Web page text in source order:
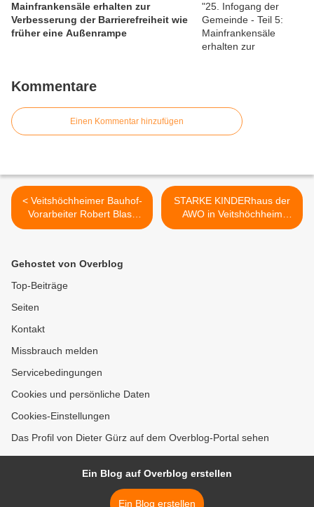
Mainfrankensäle erhalten zur
Verbesserung der Barrierefreiheit wie
früher eine Außenrampe
Kommentare
Einen Kommentar hinzufügen
< Veitshöchheimer Bauhof-
Vorarbeiter Robert Blass
feierte 25jähriges
STARKE KINDERhaus der
AWO in Veitshöchheim
spendete für Waisenkinder
Gehostet von Overblog
Top-Beiträge
Seiten
Kontakt
Missbrauch melden
Servicebedingungen
Cookies und persönliche Daten
Cookies-Einstellungen
Das Profil von Dieter Gürz auf dem Overblog-Portal sehen
Ein Blog auf Overblog erstellen
Ein Blog erstellen